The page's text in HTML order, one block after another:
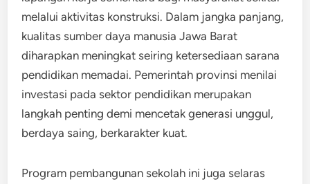
melalui aktivitas konstruksi. Dalam jangka panjang,
kualitas sumber daya manusia Jawa Barat
diharapkan meningkat seiring ketersediaan sarana
pendidikan memadai. Pemerintah provinsi menilai
investasi pada sektor pendidikan merupakan
langkah penting demi mencetak generasi unggul,
berdaya saing, berkarakter kuat.
Program pembangunan sekolah ini juga selaras